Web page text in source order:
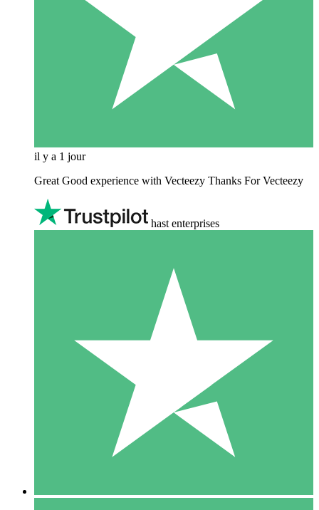
il y a 1 jour
Great Good experience with Vecteezy Thanks For Vecteezy
hast enterprises